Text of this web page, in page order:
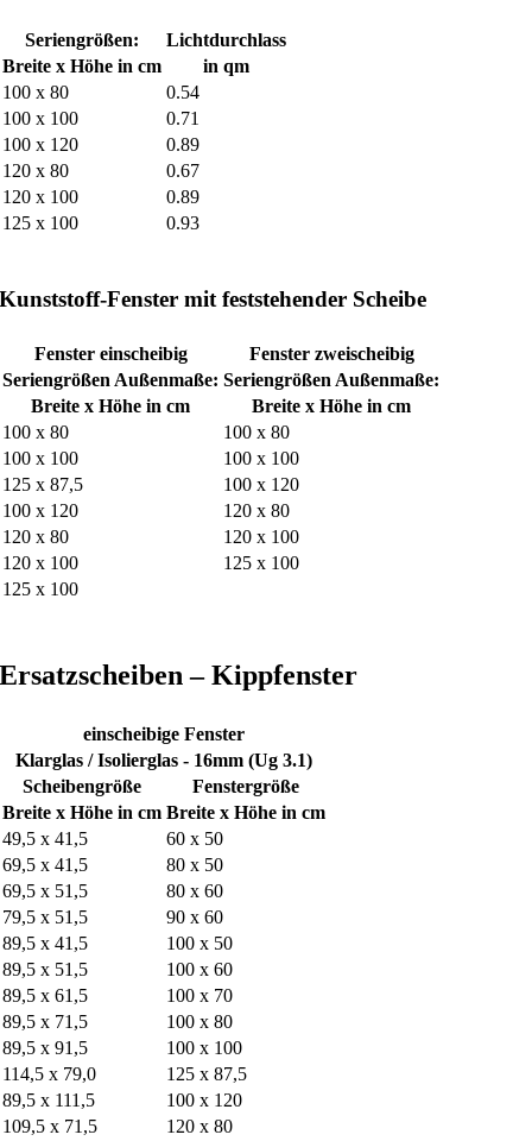
Seriengrößen:
Lichtdurchlass
Breite x Höhe in cm
in qm
100 x 80
0.54
100 x 100
0.71
100 x 120
0.89
120 x 80
0.67
120 x 100
0.89
125 x 100
0.93
Kunststoff-Fenster mit feststehender Scheibe
Fenster einscheibig
Fenster zweischeibig
Seriengrößen Außenmaße: Seriengrößen Außenmaße:
Breite x Höhe in cm
Breite x Höhe in cm
100 x 80
100 x 80
100 x 100
100 x 100
125 x 87,5
100 x 120
100 x 120
120 x 80
120 x 80
120 x 100
120 x 100
125 x 100
125 x 100
Ersatzscheiben – Kippfenster
einscheibige Fenster
Klarglas / Isolierglas - 16mm (Ug 3.1)
Scheibengröße
Fenstergröße
Breite x Höhe in cm Breite x Höhe in cm
49,5 x 41,5
60 x 50
69,5 x 41,5
80 x 50
69,5 x 51,5
80 x 60
79,5 x 51,5
90 x 60
89,5 x 41,5
100 x 50
89,5 x 51,5
100 x 60
89,5 x 61,5
100 x 70
89,5 x 71,5
100 x 80
89,5 x 91,5
100 x 100
114,5 x 79,0
125 x 87,5
89,5 x 111,5
100 x 120
109,5 x 71,5
120 x 80